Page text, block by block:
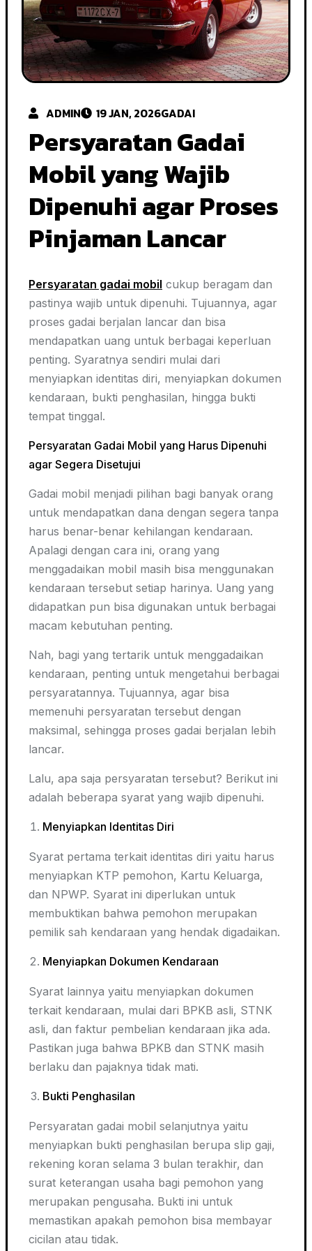
ADMIN 19 JAN, 2026GADAI
Persyaratan Gadai
Mobil yang Wajib
Dipenuhi agar Proses
Pinjaman Lancar
Persyaratan gadai mobil cukup beragam dan
pastinya wajib untuk dipenuhi. Tujuannya, agar
proses gadai berjalan lancar dan bisa
mendapatkan uang untuk berbagai keperluan
penting. Syaratnya sendiri mulai dari
menyiapkan identitas diri, menyiapkan dokumen
kendaraan, bukti penghasilan, hingga bukti
tempat tinggal.
Persyaratan Gadai Mobil yang Harus Dipenuhi
agar Segera Disetujui
Gadai mobil menjadi pilihan bagi banyak orang
untuk mendapatkan dana dengan segera tanpa
harus benar-benar kehilangan kendaraan.
Apalagi dengan cara ini, orang yang
menggadaikan mobil masih bisa menggunakan
kendaraan tersebut setiap harinya. Uang yang
didapatkan pun bisa digunakan untuk berbagai
macam kebutuhan penting.
Nah, bagi yang tertarik untuk menggadaikan
kendaraan, penting untuk mengetahui berbagai
persyaratannya. Tujuannya, agar bisa
memenuhi persyaratan tersebut dengan
maksimal, sehingga proses gadai berjalan lebih
lancar.
Lalu, apa saja persyaratan tersebut? Berikut ini
adalah beberapa syarat yang wajib dipenuhi.
Menyiapkan Identitas Diri
Syarat pertama terkait identitas diri yaitu harus
menyiapkan KTP pemohon, Kartu Keluarga,
dan NPWP. Syarat ini diperlukan untuk
membuktikan bahwa pemohon merupakan
pemilik sah kendaraan yang hendak digadaikan.
Menyiapkan Dokumen Kendaraan
Syarat lainnya yaitu menyiapkan dokumen
terkait kendaraan, mulai dari BPKB asli, STNK
asli, dan faktur pembelian kendaraan jika ada.
Pastikan juga bahwa BPKB dan STNK masih
berlaku dan pajaknya tidak mati.
Bukti Penghasilan
Persyaratan gadai mobil selanjutnya yaitu
menyiapkan bukti penghasilan berupa slip gaji,
rekening koran selama 3 bulan terakhir, dan
surat keterangan usaha bagi pemohon yang
merupakan pengusaha. Bukti ini untuk
memastikan apakah pemohon bisa membayar
cicilan atau tidak.